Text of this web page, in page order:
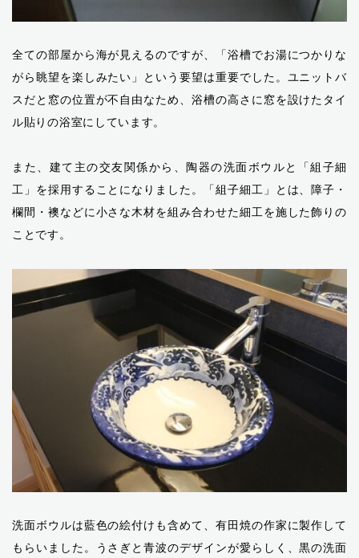
全ての部屋から海が見えるのですが、「浴槽でお湯につかりな
がら眺望を楽しみたい」という要望は重要でした。ユニットバ
スだと窓の位置が不自由なため、浴槽の高さに窓を設けたタイ
ル貼りの浴室にしています。
また、建て主の交友関係から、陶器の洗面ボウルと「組子細
工」を採用することになりました。「組子細工」とは、障子・
欄間・襖などに小さな木材を組み合わせた細工を施した飾りの
ことです。
洗面ボウルは藍色の絵付けも含めて、有田焼の作家に製作して
もらいました。うさぎと青波のデザインが愛らしく、黒の洗面